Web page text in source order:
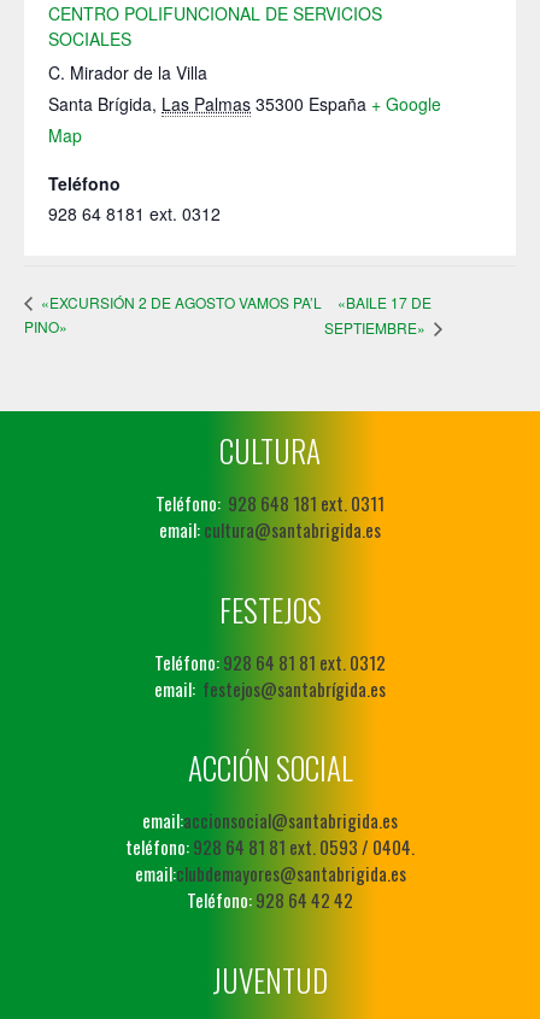
CENTRO POLIFUNCIONAL DE SERVICIOS
SOCIALES
C. Mirador de la Villa
Santa Brígida, Las Palmas 35300 España + Google
Map
Teléfono
928 64 8181 ext. 0312
«EXCURSIÓN 2 DE AGOSTO VAMOS PA’L
PINO»
«BAILE 17 DE
SEPTIEMBRE»
CULTURA
Teléfono: 928 648 181 ext. 0311
email:cultura@santabrigida.es
FESTEJOS
Teléfono:928 64 81 81 ext. 0312
email: festejos@santabrígida.es
ACCIÓN SOCIAL
email:accionsocial@santabrigida.es
teléfono:928 64 81 81 ext. 0593 / 0404.
email:clubdemayores@santabrigida.es
Teléfono:928 64 42 42
JUVENTUD